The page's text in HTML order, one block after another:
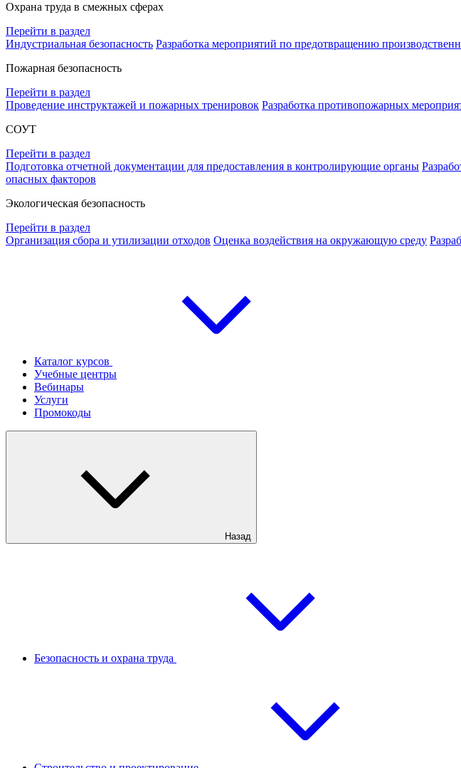
Охрана труда в смежных сферах
Перейти в раздел
Индустриальная безопасность Разработка мероприятий по предотвращению
Пожарная безопасность
Перейти в раздел
Проведение инструктажей и пожарных тренировок Разработка противопожарных
СОУТ
Перейти в раздел
Подготовка отчетной документации для предоставления в контролирующие органы
опасных факторов
Экологическая безопасность
Перейти в раздел
Организация сбора и утилизации отходов Оценка воздействия на окружающую среду
Каталог курсов
Учебные центры
Вебинары
Услуги
Промокоды
Назад
Безопасность и охрана труда